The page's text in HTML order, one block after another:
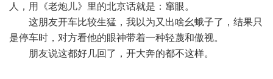
人，用《老炮儿》里的北京话就是：窜眼。
这朋友开车比较生猛，我以为又出啥幺蛾子了，结果只
是停车时，对方看他的眼神带着一种轻蔑和傲视。
朋友说这都好几回了，开大奔的都不这样。